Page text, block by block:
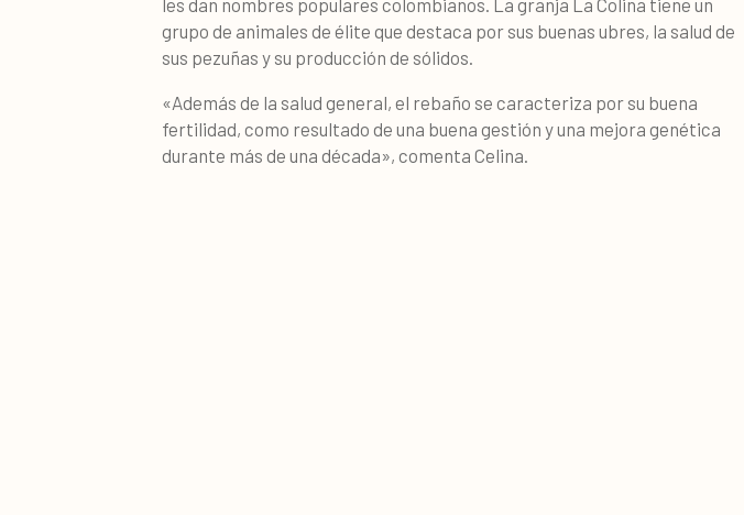
les dan nombres populares colombianos. La granja La Colina tiene un
grupo de animales de élite que destaca por sus buenas ubres, la salud de
sus pezuñas y su producción de sólidos.
«Además de la salud general, el rebaño se caracteriza por su buena
fertilidad, como resultado de una buena gestión y una mejora genética
durante más de una década», comenta Celina.